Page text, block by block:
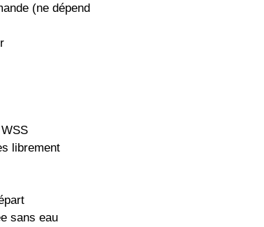
(ne dépend
librement
sans eau